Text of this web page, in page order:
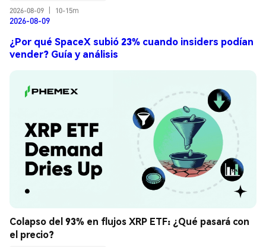
2026-08-09
10-15m
2026-08-09
¿Por qué SpaceX subió 23% cuando insiders podían
vender? Guía y análisis
Colapso del 93% en flujos XRP ETF: ¿Qué pasará con
el precio?